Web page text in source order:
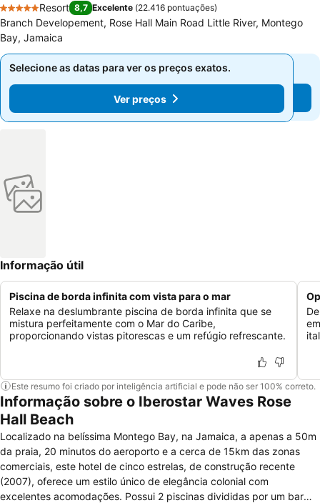
5 Estrelas
Resort 8,7 Excelente (22.416 pontuações)
Branch Developement, Rose Hall Main Road Little River, Montego
Bay, Jamaica
Selecione as datas para ver os preços exatos.
Ver preços
Selecione as datas para ver os preços exatos.
Ver preços
Informação útil
Piscina de borda infinita com vista para o mar
Relaxe na deslumbrante piscina de borda infinita que se
mistura perfeitamente com o Mar do Caribe,
proporcionando vistas pitorescas e um refúgio refrescante.
Este resumo foi criado por inteligência artificial e pode não ser 100% correto.
Informação sobre o Iberostar Waves Rose
Hall Beach
Localizado na belíssima Montego Bay, na Jamaica, a apenas a 50m
da praia, 20 minutos do aeroporto e a cerca de 15km das zonas
comerciais, este hotel de cinco estrelas, de construção recente
(2007), oferece um estilo único de elegância colonial com
excelentes acomodações. Possui 2 piscinas divididas por um bar